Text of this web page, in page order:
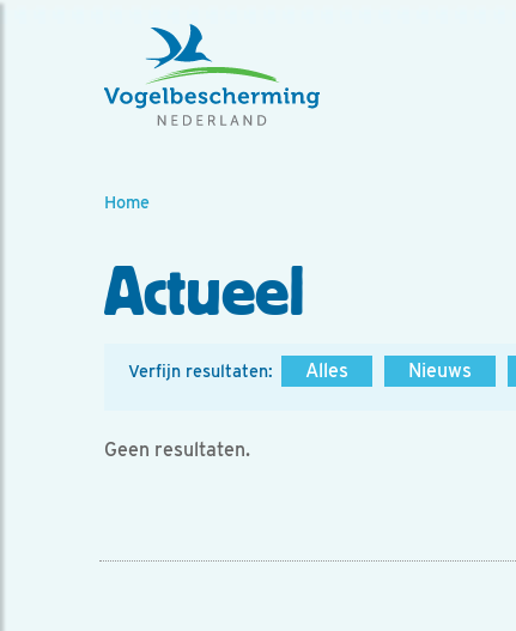
Home
Actueel
Verfijn resultaten: Alles Nieuws
Geen resultaten.